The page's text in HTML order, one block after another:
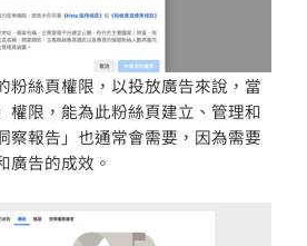
粉絲頁權限，以投放廣告來說，當
權限，能為此粉絲頁建立、管理和
察報告」也通常會需要，因為需要
廣告的成效。